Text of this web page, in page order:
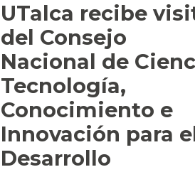
UTalca recibe
del Consejo
Nacional de
Tecnología,
Conocimiento e
Innovación para
Desarrollo